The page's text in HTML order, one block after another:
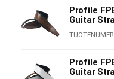
Profile valmistaa
Profile
Guitar
Profile
Guitar